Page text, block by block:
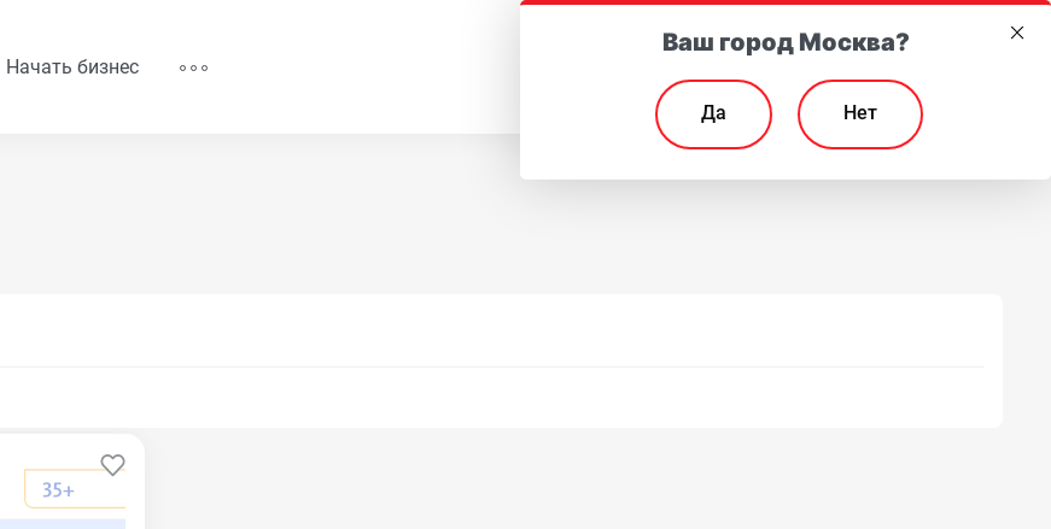
Начать бизнес
Ваш город Москва?
Да Нет